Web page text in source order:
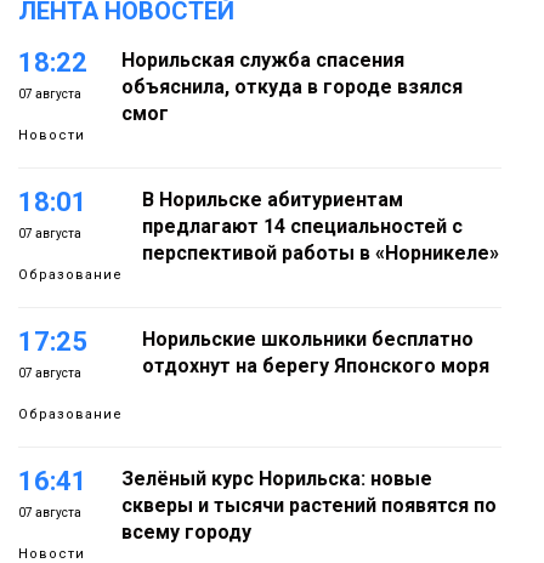
ЛЕНТА НОВОСТЕЙ
18:22
07 августа
Новости
Норильская служба спасения
объяснила, откуда в городе взялся
смог
18:01
07 августа
Образование
В Норильске абитуриентам
предлагают 14 специальностей с
перспективой работы в «Норникеле»
17:25
07 августа
Образование
Норильские школьники бесплатно
отдохнут на берегу Японского моря
16:41
07 августа
Новости
Зелёный курс Норильска: новые
скверы и тысячи растений появятся по
всему городу